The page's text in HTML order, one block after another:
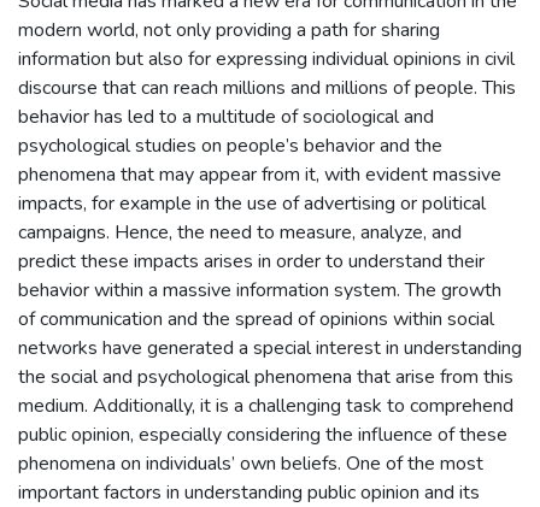
modern world, not only providing a path for sharing
information but also for expressing individual opinions in civil
discourse that can reach millions and millions of people. This
behavior has led to a multitude of sociological and
psychological studies on people’s behavior and the
phenomena that may appear from it, with evident massive
impacts, for example in the use of advertising or political
campaigns. Hence, the need to measure, analyze, and
predict these impacts arises in order to understand their
behavior within a massive information system. The growth
of communication and the spread of opinions within social
networks have generated a special interest in understanding
the social and psychological phenomena that arise from this
medium. Additionally, it is a challenging task to comprehend
public opinion, especially considering the influence of these
phenomena on individuals’ own beliefs. One of the most
important factors in understanding public opinion and its